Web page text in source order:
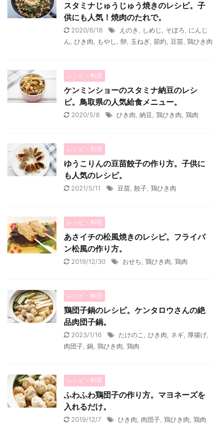
スタミナじゅうじゅう焼きのレシピ。子
供にも人気！焼肉のたれで。
2020/6/18 えのき しめじ そぼろ
にんじ
ん ひき肉 もやし 卵 玉ねぎ 節約 豆苗 鶏ひき肉
レシピ・料理
ケンミンショーのスタミナ納豆のレシ
ピ。鳥取県の人気給食メニュー。
2020/5/8 ひき肉 納豆 鶏ひき肉 鶏肉
レシピ・料理
ゆうこりんの豆苗餃子の作り方。子供に
も人気のレシピ。
2021/5/11 豆苗 餃子 鶏ひき肉
レシピ・料理
あさイチの松風焼きのレシピ。フライパ
ン松風の作り方。
2019/12/30 おせち 鶏ひき肉 鶏肉
レシピ・料理
鶏団子鍋のレシピ。ケンタロウさんの絶
品肉団子鍋。
2023/1/16 たけのこ ひき肉 ネギ 厚揚げ
肉団子 鍋 鶏ひき肉 鶏肉
レシピ・料理
ふわふわ鶏団子の作り方。マヨネーズを
入れるだけ。
2019/12/7 ひき肉 肉団子 鶏ひき肉 鶏肉